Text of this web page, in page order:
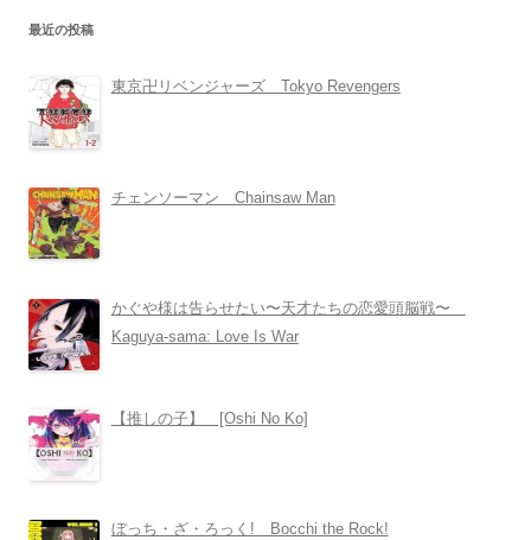
最近の投稿
東京卍リベンジャーズ Tokyo Revengers
チェンソーマン Chainsaw Man
かぐや様は告らせたい〜天才たちの恋愛頭脳戦〜
Kaguya-sama: Love Is War
【推しの子】 [Oshi No Ko]
ぼっち・ざ・ろっく! Bocchi the Rock!